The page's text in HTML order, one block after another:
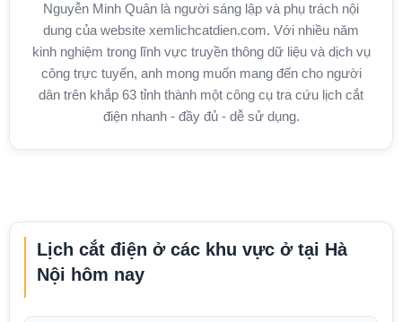
Nguyễn Minh Quân là người sáng lập và phụ trách nội
dung của website xemlichcatdien.com. Với nhiều năm
kinh nghiệm trong lĩnh vực truyền thông dữ liệu và dịch vụ
công trực tuyến, anh mong muốn mang đến cho người
dân trên khắp 63 tỉnh thành một công cụ tra cứu lịch cắt
điện nhanh - đầy đủ - dễ sử dụng.
Lịch cắt điện ở các khu vực ở tại Hà
Nội hôm nay